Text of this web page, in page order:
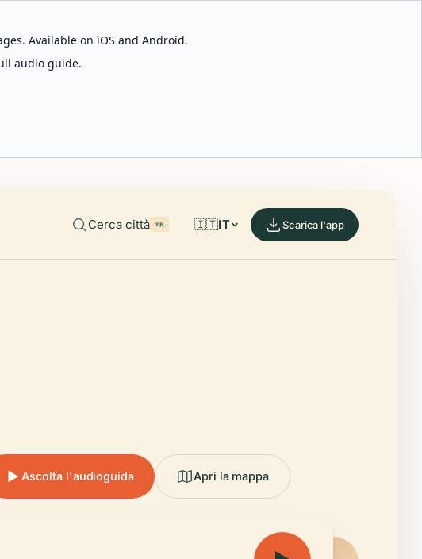
Available on iOS and Android.
audio guide.
Cerca città ⌘K 🇮🇹IT Scarica l'app
Ascolta l'audioguida Apri la mappa